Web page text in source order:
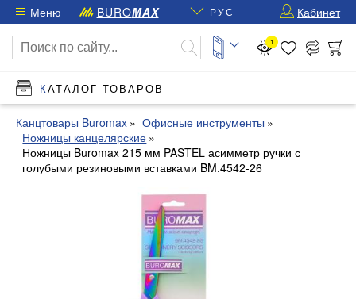
Меню BUROMAX РУС Кабинет
1
КАТАЛОГ ТОВАРОВ
Канцтовары Buromax
Офисные инструменты
Ножницы канцелярские
Ножницы Buromax 215 мм PASTEL асимметр ручки с
голубыми резиновыми вставками BM.4542-26